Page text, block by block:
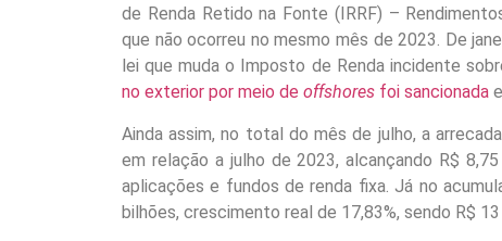
de Renda Retido na Fonte (IRRF) –
que não ocorreu no mesmo mês de 2023. De
lei que muda o Imposto de Renda incidente
no exterior por meio de offshores foi sancionada
Ainda assim, no total do mês de julho, a
em relação a julho de 2023, alcançando R$
aplicações e fundos de renda fixa. Já no
bilhões, crescimento real de 17,83%, sendo R$